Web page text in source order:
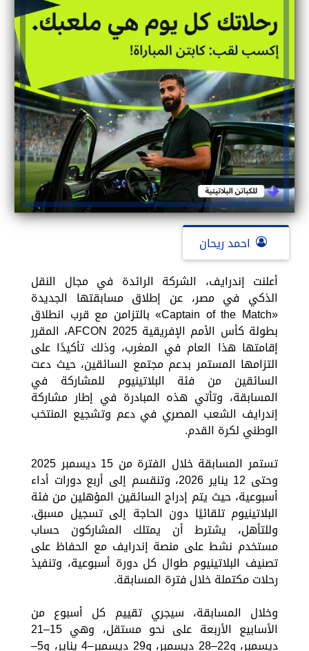
احمد ريحان
أعلنت إندرايف، الشركة الرائدة في مجال النقل
الذكي في مصر، عن إطلاق مسابقتها الجديدة
«Captain of the Match» بالتزامن مع قرب انطلاق
بطولة كأس الأمم الإفريقية AFCON 2025، المقرر
إقامتها هذا العام في المغرب، وذلك تأكيدًا على
التزامها المستمر بدعم مجتمع السائقين، حيث دعت
السائقين من فئة البلاتينيوم للمشاركة في
المسابقة، وتأتي هذه المبادرة في إطار مشاركة
إندرايف الشعب المصري في دعم وتشجيع المنتخب
الوطني لكرة القدم.
تستمر المسابقة خلال الفترة من 15 ديسمبر 2025
وحتى 12 يناير 2026، وتنقسم إلى أربع دورات أداء
أسبوعية، حيث يتم إدراج السائقين المؤهلين من فئة
البلاتينيوم تلقائيًا دون الحاجة إلى تسجيل مسبق.
وللتأهل، يشترط أن يمتلك المشاركون حساب
مستخدم نشط على منصة إندرايف مع الحفاظ على
تصنيف البلاتينيوم طوال كل دورة أسبوعية، وتنفيذ
رحلات مكتملة خلال فترة المسابقة.
وخلال المسابقة، سيجري تقييم كل أسبوع من
الأسابيع الأربعة على نحو مستقل، وهي 15–21
ديسمبر، و22–28 ديسمبر، و29 ديسمبر–4 يناير، و5–